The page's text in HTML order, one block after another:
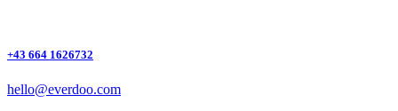
+43 664 1626732
hello@everdoo.com